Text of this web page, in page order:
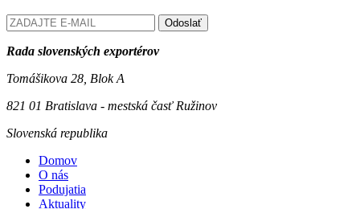
Odoslať
Rada slovenských exportérov
Tomášikova 28, Blok A
821 01 Bratislava - mestská časť Ružinov
Slovenská republika
Domov
O nás
Podujatia
Aktuality